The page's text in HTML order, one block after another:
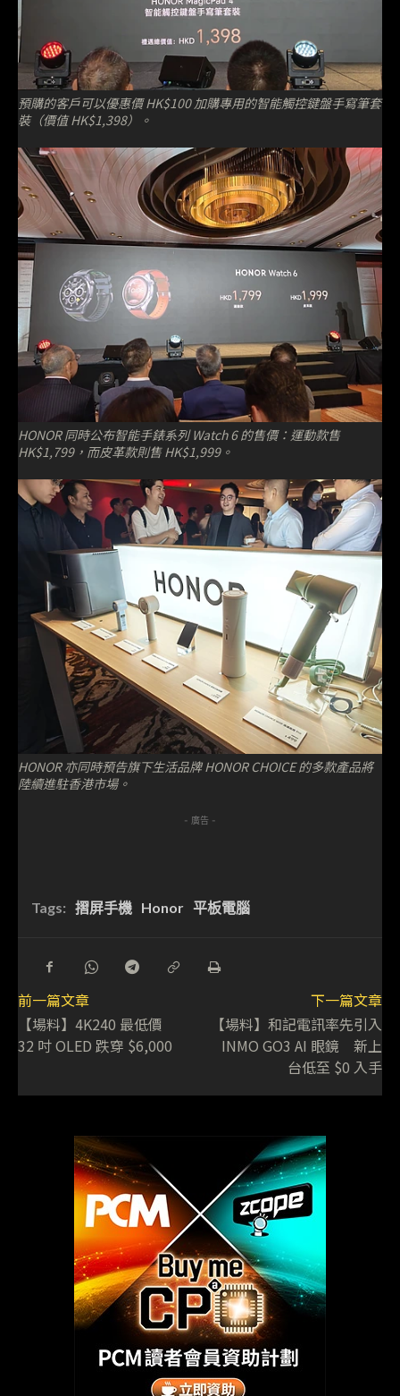
預購的客戶可以優惠價 HK$100 加購專用的智能觸控鍵盤手寫筆套
裝（價值 HK$1,398）。
HONOR 同時公布智能手錶系列 Watch 6 的售價：運動款售
HK$1,799，而皮革款則售 HK$1,999。
HONOR 亦同時預告旗下生活品牌 HONOR CHOICE 的多款產品將
陸續進駐香港市場。
- 廣告 -
Tags: 摺屏手機 Honor 平板電腦
前一篇文章
【場料】4K240 最低價
32 吋 OLED 跌穿 $6,000
下一篇文章
【場料】和記電訊率先引入
INMO GO3 AI 眼鏡 新上
台低至 $0 入手